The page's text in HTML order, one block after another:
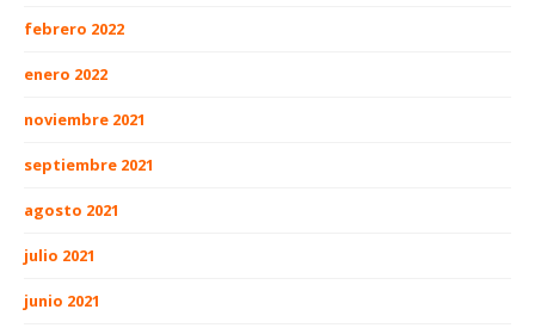
febrero 2022
enero 2022
noviembre 2021
septiembre 2021
agosto 2021
julio 2021
junio 2021